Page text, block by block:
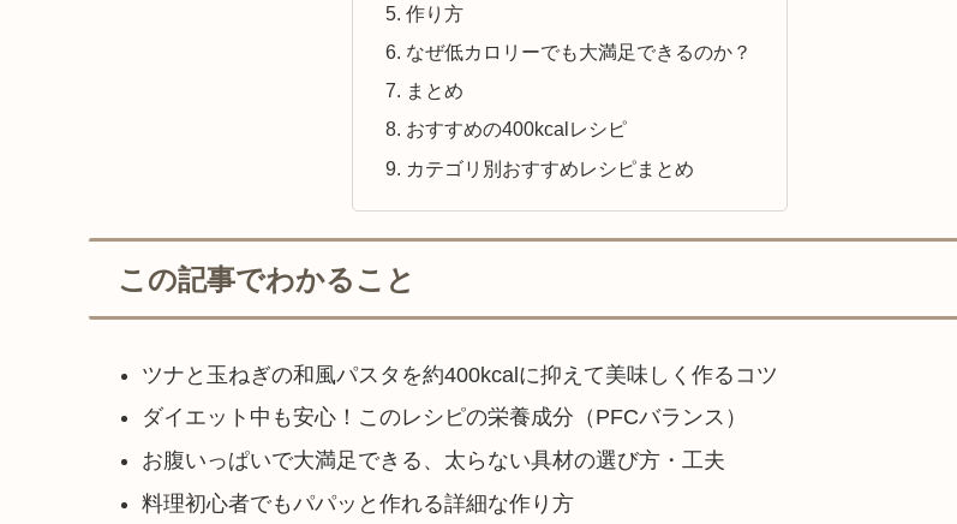
作り方
なぜ低カロリーでも大満足できるのか？
まとめ
おすすめの400kcalレシピ
カテゴリ別おすすめレシピまとめ
この記事でわかること
ツナと玉ねぎの和風パスタを約400kcalに抑えて美味しく作るコツ
ダイエット中も安心！このレシピの栄養成分（PFCバランス）
お腹いっぱいで大満足できる、太らない具材の選び方・工夫
料理初心者でもパパッと作れる詳細な作り方